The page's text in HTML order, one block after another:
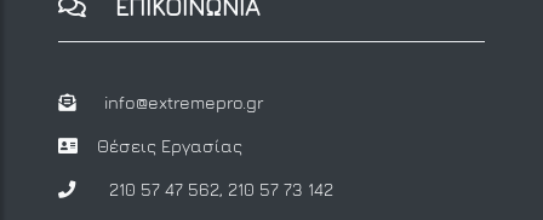
ΕΠΙΚΟΙΝΩΝΙΑ
info@extremepro.gr
Θέσεις Εργασίας
210 57 47 562, 210 57 73 142